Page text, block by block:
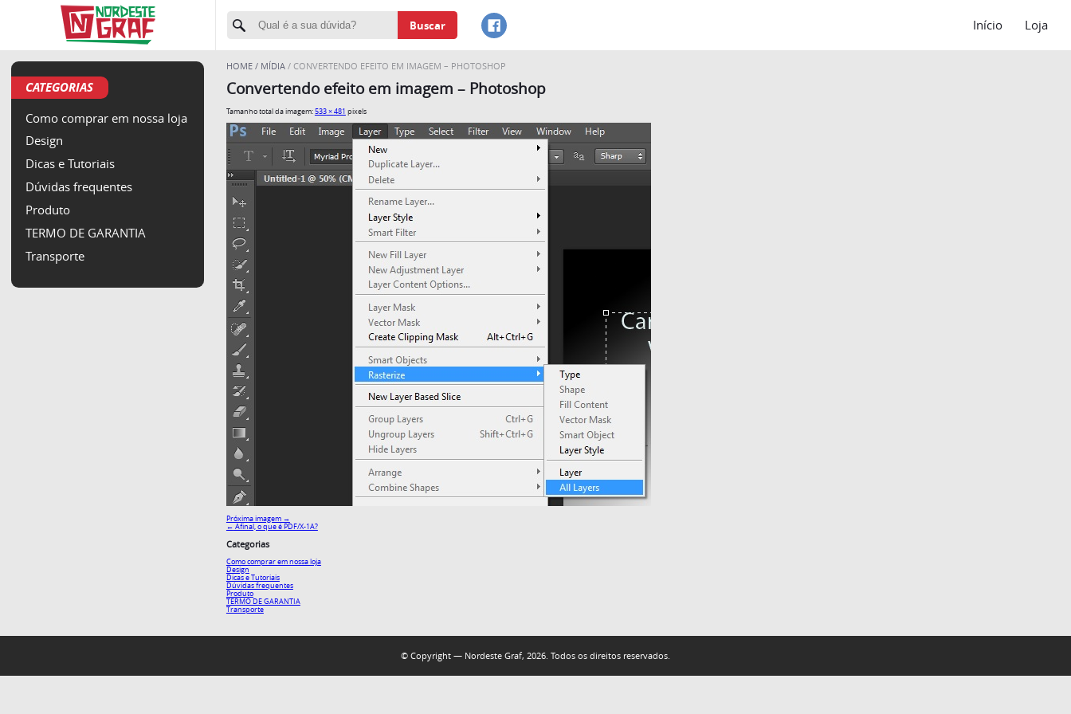
Buscar Início Loja
CATEGORIAS
Como comprar em nossa loja
Design
Dicas e Tutoriais
Dúvidas frequentes
Produto
TERMO DE GARANTIA
Transporte
HOME MÍDIA CONVERTENDO EFEITO EM IMAGEM – PHOTOSHOP
Convertendo efeito em imagem – Photoshop
Tamanho total da imagem:533×481 pixels
Próxima imagem →
← Afinal, o que é PDF/X-1A?
Categorias
Como comprar em nossa loja
Design
Dicas e Tutoriais
Dúvidas frequentes
Produto
TERMO DE GARANTIA
Transporte
© Copyright — Nordeste Graf, 2026. Todos os direitos reservados.